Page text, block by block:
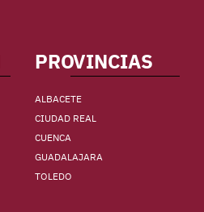
PROVINCIAS
ALBACETE
CIUDAD REAL
CUENCA
GUADALAJARA
TOLEDO